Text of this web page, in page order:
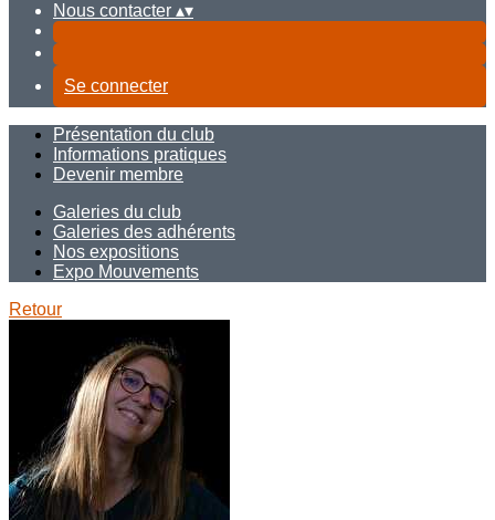
Nous contacter ▴▾
Se connecter
Présentation du club
Informations pratiques
Devenir membre
Galeries du club
Galeries des adhérents
Nos expositions
Expo Mouvements
Retour